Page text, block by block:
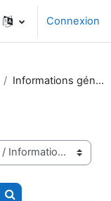
Connexion
Informations générales